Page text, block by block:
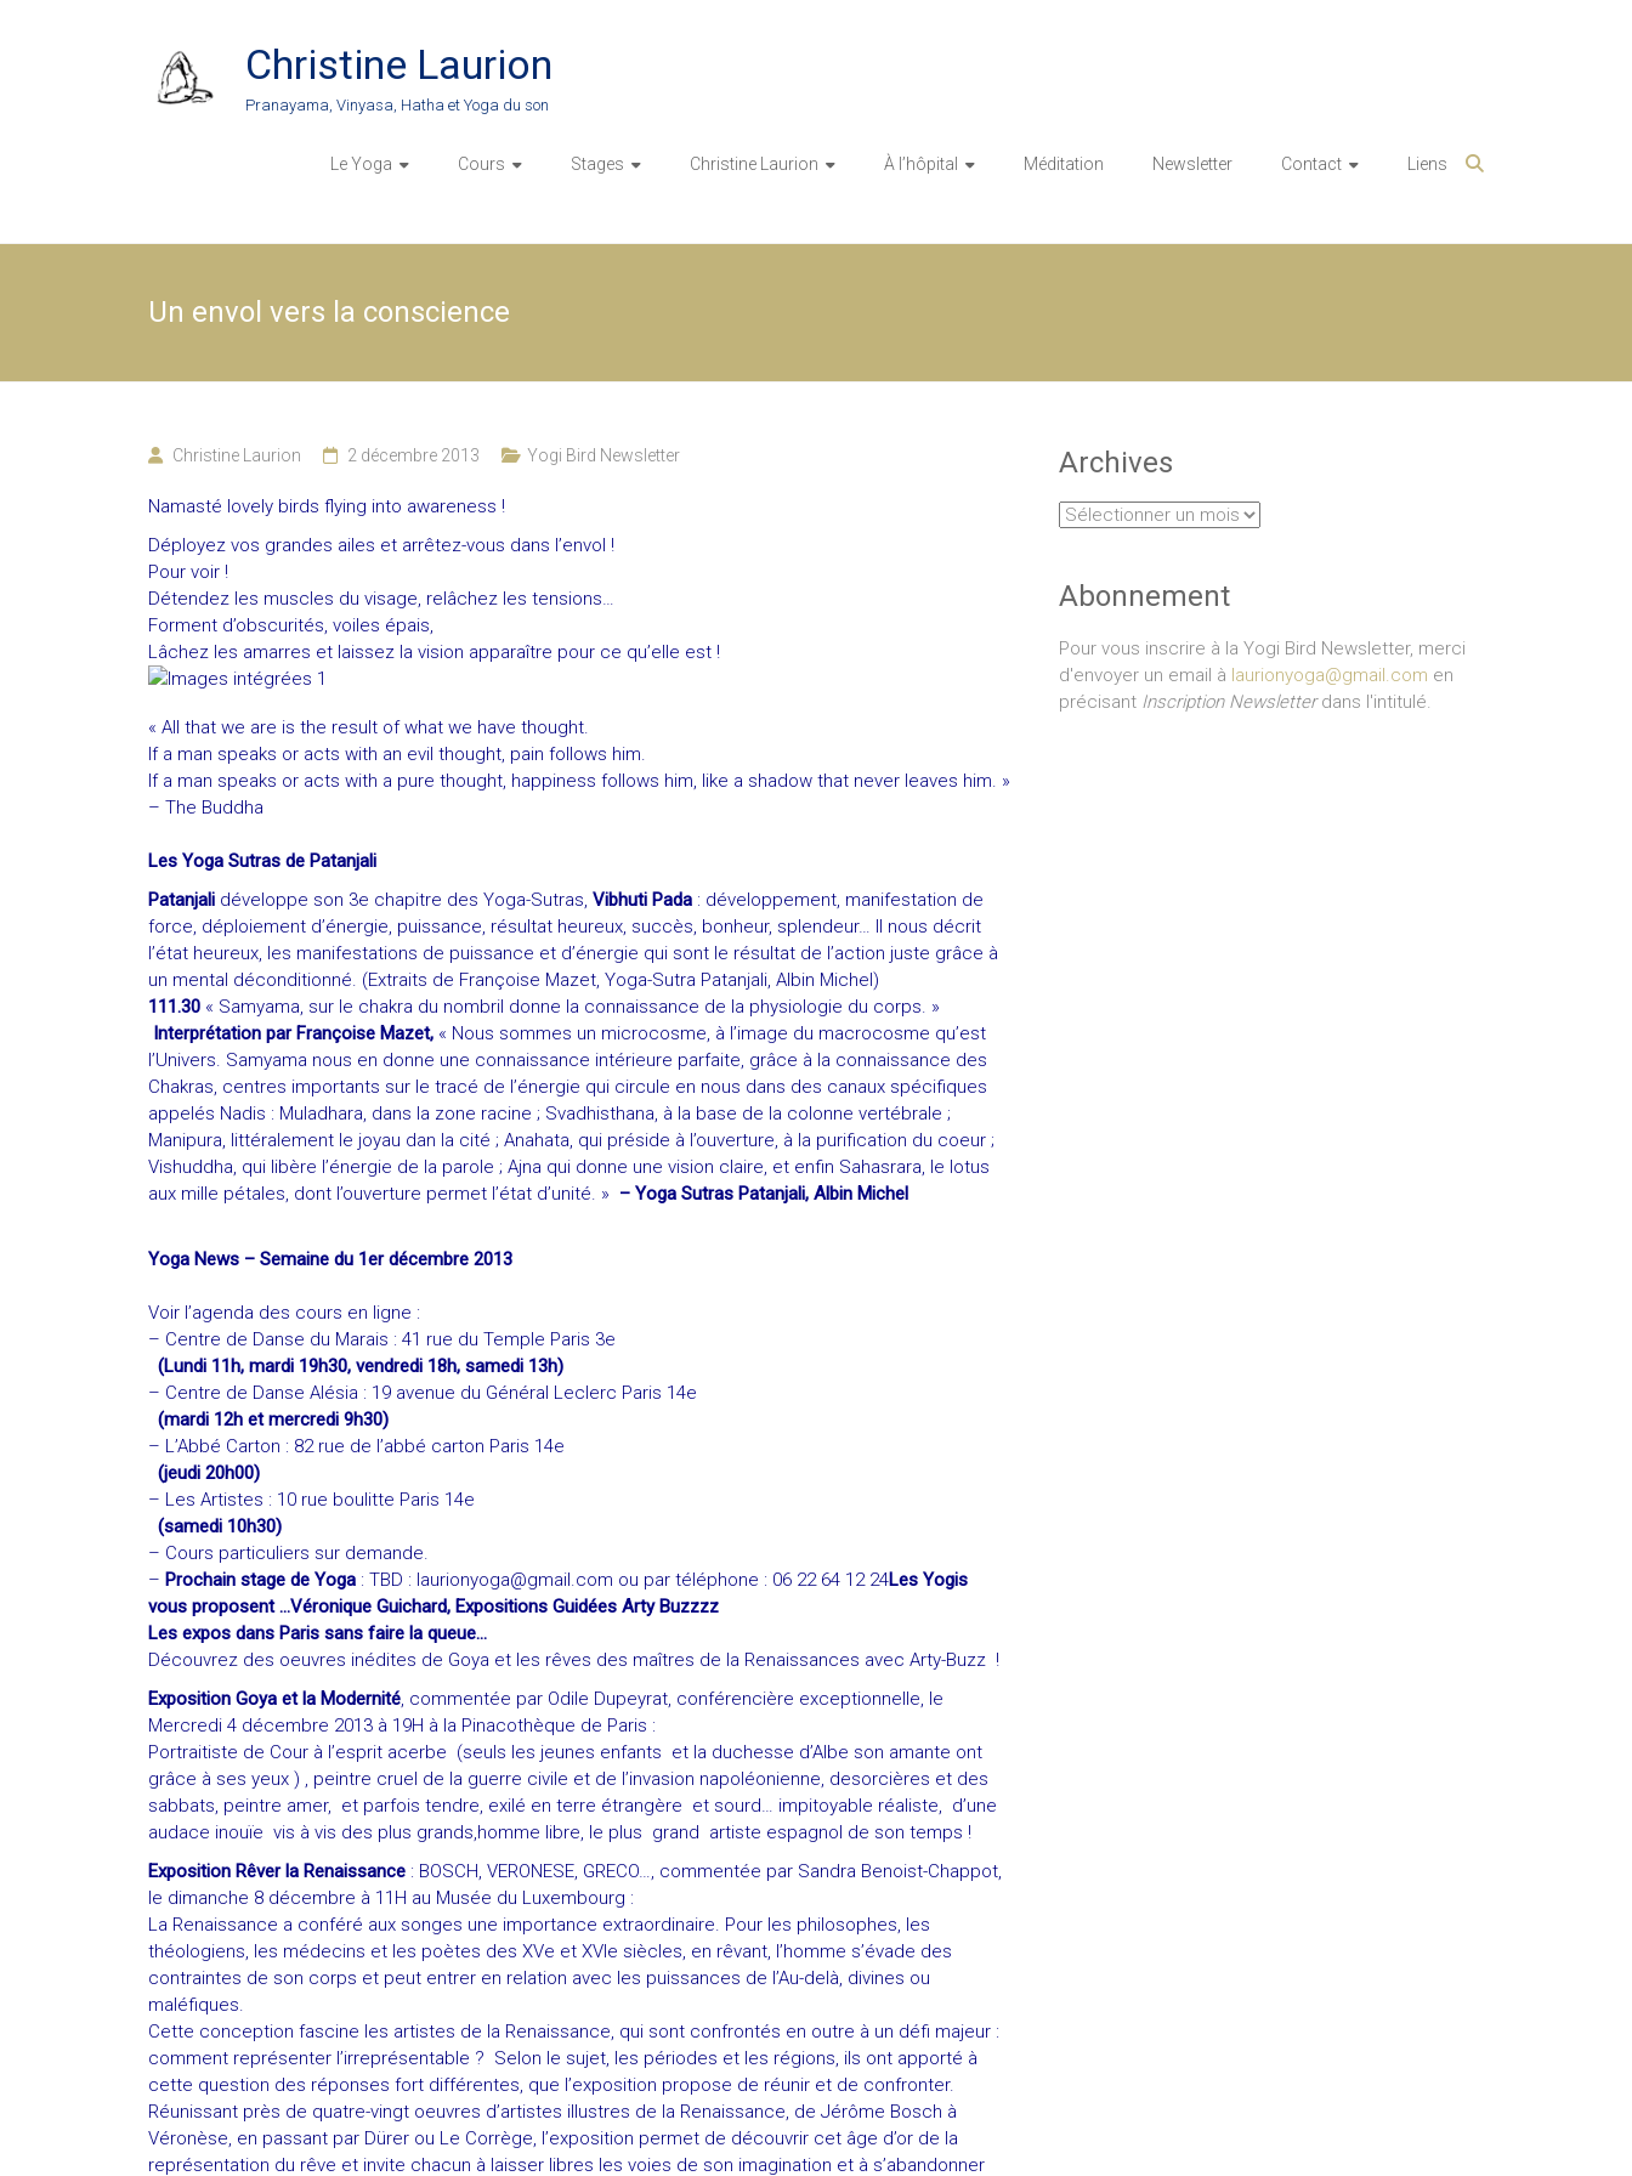
Christine Laurion
Pranayama, Vinyasa, Hatha et Yoga du son
Le Yoga Cours Stages Christine Laurion À l’hôpital Méditation Newsletter Contact Liens
Un envol vers la conscience
Christine Laurion 2 décembre 2013 Yogi Bird Newsletter
Namasté lovely birds flying into awareness !
Déployez vos grandes ailes et arrêtez-vous dans l’envol !
Pour voir !
Détendez les muscles du visage, relâchez les tensions…
Forment d’obscurités, voiles épais,
Lâchez les amarres et laissez la vision apparaître pour ce qu’elle est !
« All that we are is the result of what we have thought.
If a man speaks or acts with an evil thought, pain follows him.
If a man speaks or acts with a pure thought, happiness follows him, like a shadow that never leaves him. »
– The Buddha
Les Yoga Sutras de Patanjali
Patanjali développe son 3e chapitre des Yoga-Sutras, Vibhuti Pada : développement, manifestation de
force, déploiement d’énergie, puissance, résultat heureux, succès, bonheur, splendeur… Il nous décrit
l’état heureux, les manifestations de puissance et d’énergie qui sont le résultat de l’action juste grâce à
un mental déconditionné. (Extraits de Françoise Mazet, Yoga-Sutra Patanjali, Albin Michel)
111.30 « Samyama, sur le chakra du nombril donne la connaissance de la physiologie du corps. »
Interprétation par Françoise Mazet, « Nous sommes un microcosme, à l’image du macrocosme qu’est
l’Univers. Samyama nous en donne une connaissance intérieure parfaite, grâce à la connaissance des
Chakras, centres importants sur le tracé de l’énergie qui circule en nous dans des canaux spécifiques
appelés Nadis : Muladhara, dans la zone racine ; Svadhisthana, à la base de la colonne vertébrale ;
Manipura, littéralement le joyau dan la cité ; Anahata, qui préside à l’ouverture, à la purification du coeur ;
Vishuddha, qui libère l’énergie de la parole ; Ajna qui donne une vision claire, et enfin Sahasrara, le lotus
aux mille pétales, dont l’ouverture permet l’état d’unité. » – Yoga Sutras Patanjali, Albin Michel
Yoga News – Semaine du 1er décembre 2013
Voir l’agenda des cours en ligne :
– Centre de Danse du Marais : 41 rue du Temple Paris 3e
(Lundi 11h, mardi 19h30, vendredi 18h, samedi 13h)
– Centre de Danse Alésia : 19 avenue du Général Leclerc Paris 14e
(mardi 12h et mercredi 9h30)
– L’Abbé Carton : 82 rue de l’abbé carton Paris 14e
(jeudi 20h00)
– Les Artistes : 10 rue boulitte Paris 14e
(samedi 10h30)
– Cours particuliers sur demande.
– Prochain stage de Yoga : TBD : laurionyoga@gmail.com ou par téléphone : 06 22 64 12 24Les Yogis
vous proposent …Véronique Guichard, Expositions Guidées Arty Buzzzz
Les expos dans Paris sans faire la queue…
Découvrez des oeuvres inédites de Goya et les rêves des maîtres de la Renaissances avec Arty-Buzz !
Exposition Goya et la Modernité, commentée par Odile Dupeyrat, conférencière exceptionnelle, le
Mercredi 4 décembre 2013 à 19H à la Pinacothèque de Paris :
Portraitiste de Cour à l’esprit acerbe (seuls les jeunes enfants et la duchesse d’Albe son amante ont
grâce à ses yeux ) , peintre cruel de la guerre civile et de l’invasion napoléonienne, desorcières et des
sabbats, peintre amer, et parfois tendre, exilé en terre étrangère et sourd… impitoyable réaliste, d’une
audace inouïe vis à vis des plus grands,homme libre, le plus grand artiste espagnol de son temps !
Exposition Rêver la Renaissance : BOSCH, VERONESE, GRECO…, commentée par Sandra Benoist-Chappot,
le dimanche 8 décembre à 11H au Musée du Luxembourg :
La Renaissance a conféré aux songes une importance extraordinaire. Pour les philosophes, les
théologiens, les médecins et les poètes des XVe et XVIe siècles, en rêvant, l’homme s’évade des
contraintes de son corps et peut entrer en relation avec les puissances de l’Au-delà, divines ou
maléfiques.
Cette conception fascine les artistes de la Renaissance, qui sont confrontés en outre à un défi majeur :
comment représenter l’irreprésentable ? Selon le sujet, les périodes et les régions, ils ont apporté à
cette question des réponses fort différentes, que l’exposition propose de réunir et de confronter.
Réunissant près de quatre-vingt oeuvres d’artistes illustres de la Renaissance, de Jérôme Bosch à
Véronèse, en passant par Dürer ou Le Corrège, l’exposition permet de découvrir cet âge d’or de la
représentation du rêve et invite chacun à laisser libres les voies de son imagination et à s’abandonner
Archives
Archives
Abonnement
Pour vous inscrire à la Yogi Bird Newsletter, merci
d'envoyer un email à laurionyoga@gmail.com en
précisant Inscription Newsletterdans l'intitulé.